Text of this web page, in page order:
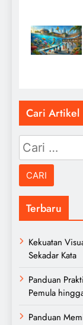
Cari Artikel
Cari
untuk:
Terbaru
Kekuatan
Sekadar Kata
Panduan
Pemula
Panduan